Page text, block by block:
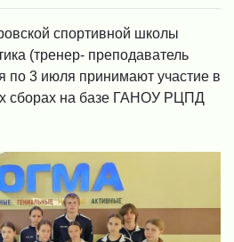
спортивной школы
(тренер- преподаватель
по 3 июля принимают участие в
сборах на базе ГАНОУ РЦПД